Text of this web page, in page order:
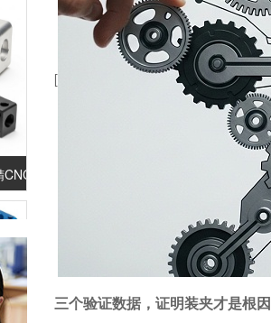
[
三个验证数据，证明装夹才是根因
加工厂家